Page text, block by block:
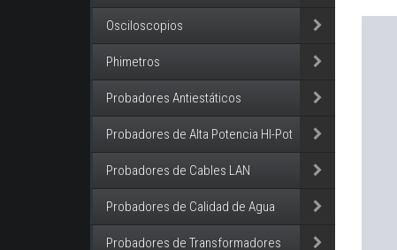
Osciloscopios
Phimetros
Probadores Antiestáticos
Probadores de Alta Potencia HI-Pot
Probadores de Cables LAN
Probadores de Calidad de Agua
Probadores de Transformadores